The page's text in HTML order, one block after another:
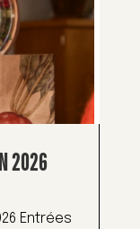
2026
Entrées